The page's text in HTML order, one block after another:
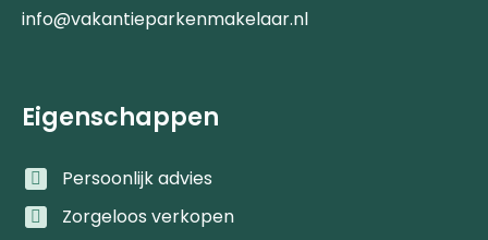
info@vakantieparkenmakelaar.nl
Eigenschappen
Persoonlijk advies
Zorgeloos verkopen